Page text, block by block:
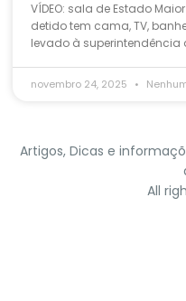
VÍDEO: sala de Estado
detido tem cama, TV,
levado à superintendência
novembro 24, 2025
Artigos, Dicas e
All